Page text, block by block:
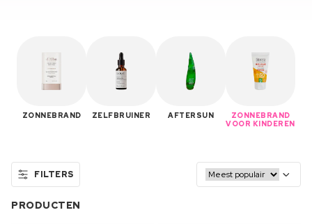
ZONNEBRAND ZELFBRUINER AFTERSUN
ZONNEBRAND
VOOR KINDEREN
FILTERS
PRODUCTEN